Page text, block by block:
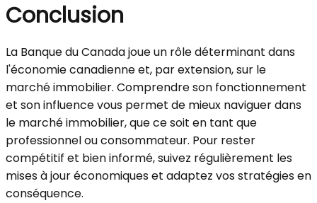
Conclusion
La Banque du Canada joue un rôle déterminant dans
l'économie canadienne et, par extension, sur le
marché immobilier. Comprendre son fonctionnement
et son influence vous permet de mieux naviguer dans
le marché immobilier, que ce soit en tant que
professionnel ou consommateur. Pour rester
compétitif et bien informé, suivez régulièrement les
mises à jour économiques et adaptez vos stratégies en
conséquence.